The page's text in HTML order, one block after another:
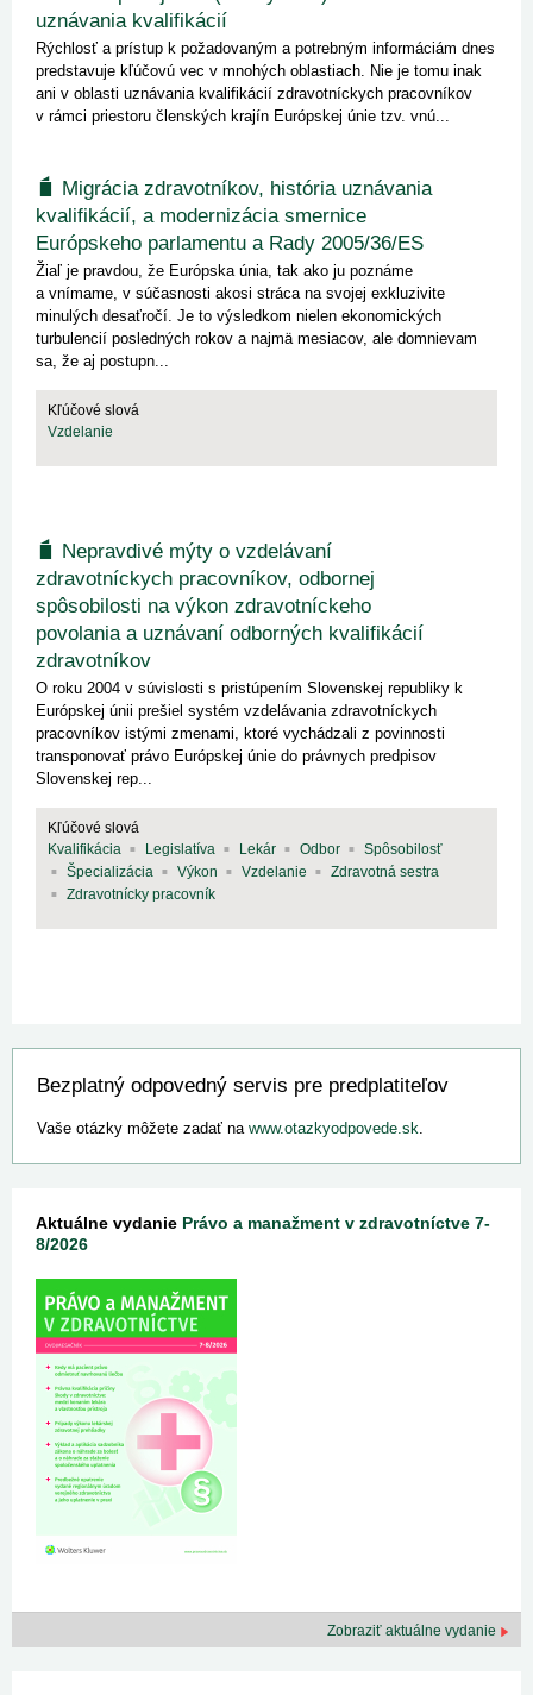
uznávania kvalifikácií
Rýchlosť a prístup k požadovaným a potrebným informáciám dnes
predstavuje kľúčovú vec v mnohých oblastiach. Nie je tomu inak
ani v oblasti uznávania kvalifikácií zdravotníckych pracovníkov
v rámci priestoru členských krajín Európskej únie tzv. vnú...
Migrácia zdravotníkov, história uznávania
kvalifikácií, a modernizácia smernice
Európskeho parlamentu a Rady 2005/36/ES
Žiaľ je pravdou, že Európska únia, tak ako ju poznáme
a vnímame, v súčasnosti akosi stráca na svojej exkluzivite
minulých desaťročí. Je to výsledkom nielen ekonomických
turbulencií posledných rokov a najmä mesiacov, ale domnievam
sa, že aj postupn...
Kľúčové slová
Vzdelanie
Nepravdivé mýty o vzdelávaní
zdravotníckych pracovníkov, odbornej
spôsobilosti na výkon zdravotníckeho
povolania a uznávaní odborných kvalifikácií
zdravotníkov
O roku 2004 v súvislosti s pristúpením Slovenskej republiky k
Európskej únii prešiel systém vzdelávania zdravotníckych
pracovníkov istými zmenami, ktoré vychádzali z povinnosti
transponovať právo Európskej únie do právnych predpisov
Slovenskej rep...
Kľúčové slová
Kvalifikácia
Legislatíva Lekár Odbor
Spôsobilosť
Špecializácia
Výkon Vzdelanie
Zdravotná sestra
Zdravotnícky pracovník
Bezplatný odpovedný servis pre predplatiteľov
Vaše otázky môžete zadať na www.otazkyodpovede.sk.
Aktuálne vydanie Právo a manažment v zdravotníctve 7-
8/2026
Zobraziť aktuálne vydanie